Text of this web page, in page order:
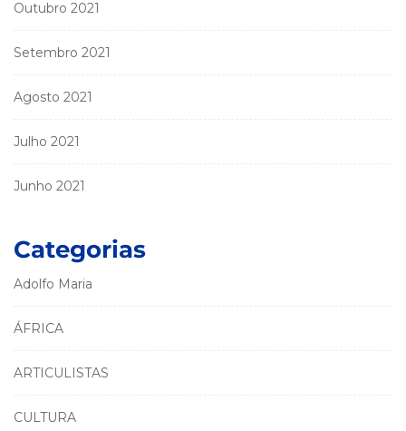
Outubro 2021
Setembro 2021
Agosto 2021
Julho 2021
Junho 2021
Categorias
Adolfo Maria
ÁFRICA
ARTICULISTAS
CULTURA